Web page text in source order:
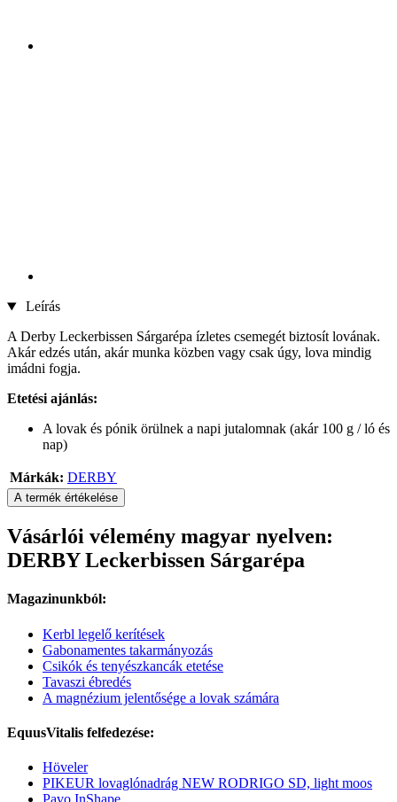
Leírás
A Derby Leckerbissen Sárgarépa ízletes csemegét biztosít lovának.
Akár edzés után, akár munka közben vagy csak úgy, lova mindig
imádni fogja.
Etetési ajánlás:
A lovak és pónik örülnek a napi jutalomnak (akár 100 g / ló és
nap)
Márkák: DERBY
A termék értékelése
Vásárlói vélemény magyar nyelven:
DERBY Leckerbissen Sárgarépa
Magazinunkból:
Kerbl legelő kerítések
Gabonamentes takarmányozás
Csikók és tenyészkancák etetése
Tavaszi ébredés
A magnézium jelentősége a lovak számára
EquusVitalis felfedezése:
Höveler
PIKEUR lovaglónadrág NEW RODRIGO SD, light moos